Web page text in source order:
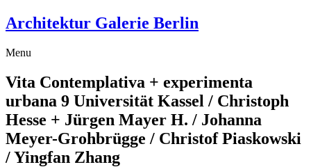
Architektur Galerie Berlin
Menu
Vita Contemplativa + experimenta
urbana 9 Universität Kassel / Christoph
Hesse + Jürgen Mayer H. / Johanna
Meyer-Grohbrügge / Christof Piaskowski
/ Yingfan Zhang